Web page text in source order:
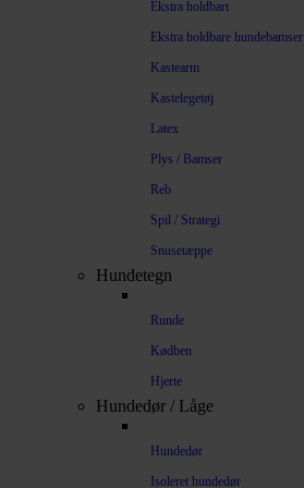
Ekstra holdbart
Ekstra holdbare hundebamser
Kastearm
Kastelegetøj
Latex
Plys / Bamser
Reb
Spil / Strategi
Snusetæppe
Hundetegn
Runde
Kødben
Hjerte
Hundedør / Låge
Hundedør
Isoleret hundedør